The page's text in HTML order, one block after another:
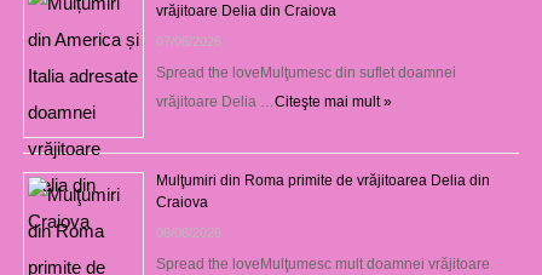
vrăjitoare Delia din Craiova
07/08/2026
Spread the loveMulţumesc din suflet doamnei
vrăjitoare Delia …Citeşte mai mult »
Mulţumiri din Roma primite de vrăjitoarea Delia din
Craiova
06/08/2026
Spread the loveMulţumesc mult doamnei vrăjitoare